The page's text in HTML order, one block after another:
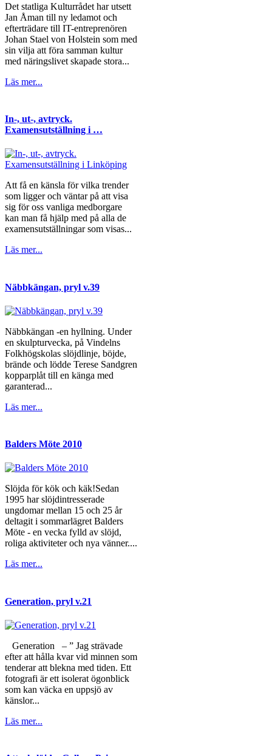
Det statliga Kulturrådet har utsett
Jan Åman till ny ledamot och
efterträdare till IT-entreprenören
Johan Stael von Holstein som med
sin vilja att föra samman kultur
med näringslivet skapade stora...
Läs mer...
In-, ut-, avtryck.
Examensutställning i …
Att få en känsla för vilka trender
som ligger och väntar på att visa
sig för oss vanliga medborgare
kan man få hjälp med på alla de
examensutställningar som visas...
Läs mer...
Näbbkängan, pryl v.39
Näbbkängan -en hyllning. Under
en skulpturvecka, på Vindelns
Folkhögskolas slöjdlinje, böjde,
brände och lödde Terese Sandgren
kopparplåt till en känga med
garanterad...
Läs mer...
Balders Möte 2010
Slöjda för kök och käk!Sedan
1995 har slöjdintresserade
ungdomar mellan 15 och 25 år
deltagit i sommarlägret Balders
Möte - en vecka fylld av slöjd,
roliga aktiviteter och nya vänner....
Läs mer...
Generation, pryl v.21
Generation – ” Jag strävade
efter att hålla kvar vid minnen som
tenderar att blekna med tiden. Ett
fotografi är ett isolerat ögonblick
som kan väcka en uppsjö av
känslor...
Läs mer...